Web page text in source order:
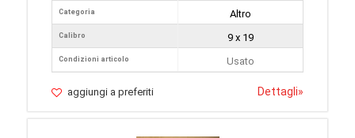
Categoria
Calibro
Condizioni articolo
Altro
9 x 19
Usato
aggiungi a preferiti Dettagli»